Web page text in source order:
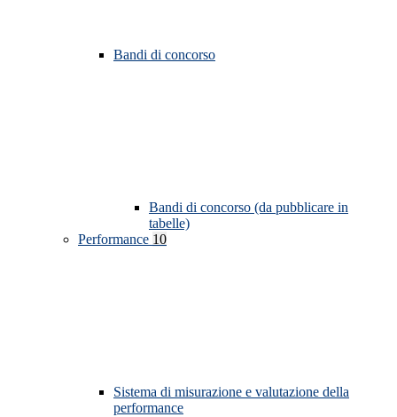
Bandi di concorso
Bandi di concorso (da pubblicare in
tabelle)
Performance 10
Sistema di misurazione e valutazione della
performance